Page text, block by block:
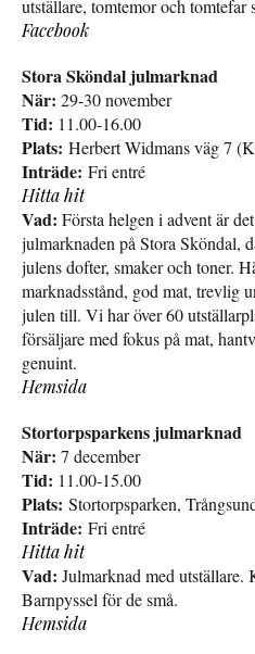
utställare, tomtemor och
Facebook
Stora Sköndal julmarknad
När: 29-30 november
Tid: 11.00-16.00
Plats: Herbert Widmans väg 7
Inträde: Fri entré
Hitta hit
Vad: Första helgen i advent är
julmarknaden på Stora Sköndal,
julens dofter, smaker och toner.
marknadsstånd, god mat, trevlig
julen till. Vi har över 60
försäljare med fokus på mat,
genuint.
Hemsida
Stortorpsparkens julmarknad
När: 7 december
Tid: 11.00-15.00
Plats: Stortorpsparken,
Inträde: Fri entré
Hitta hit
Vad: Julmarknad med utställare.
Barnpyssel för de små.
Hemsida